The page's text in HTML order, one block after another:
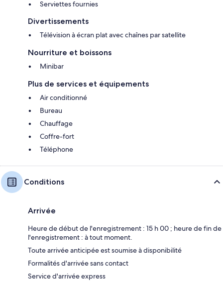
Serviettes fournies
Divertissements
Télévision à écran plat avec chaînes par satellite
Nourriture et boissons
Minibar
Plus de services et équipements
Air conditionné
Bureau
Chauffage
Coffre-fort
Téléphone
Conditions
Arrivée
Heure de début de l'enregistrement : 15 h 00 ; heure de fin de
l'enregistrement : à tout moment.
Toute arrivée anticipée est soumise à disponibilité
Formalités d'arrivée sans contact
Service d'arrivée express